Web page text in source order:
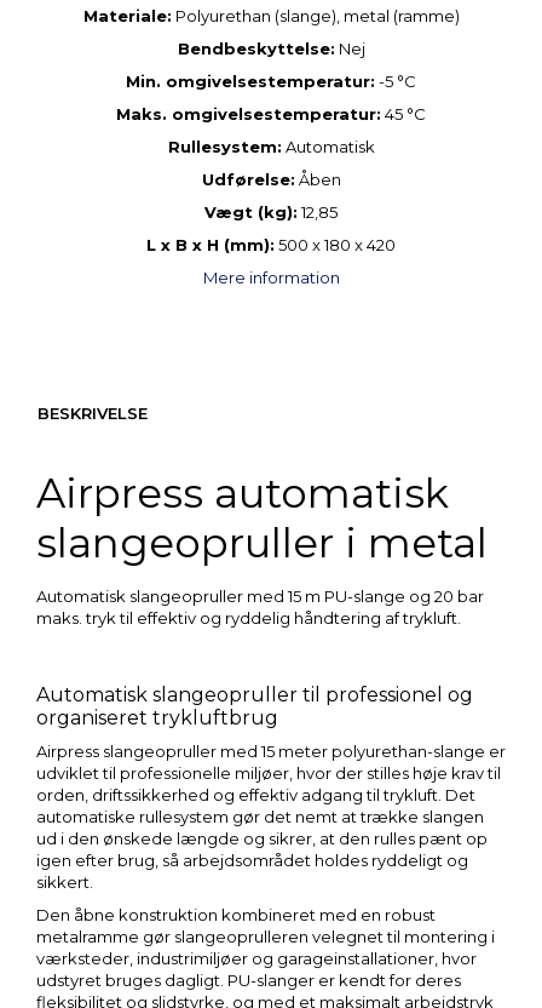
Materiale: Polyurethan (slange), metal (ramme)
Bendbeskyttelse: Nej
Min. omgivelsestemperatur: -5 °C
Maks. omgivelsestemperatur: 45 °C
Rullesystem: Automatisk
Udførelse: Åben
Vægt (kg):12,85
L x B x H (mm): 500 x 180 x 420
Mere information
BESKRIVELSE
Airpress automatisk
slangeopruller i metal
Automatisk slangeopruller med 15 m PU-slange og 20 bar
maks. tryk til effektiv og ryddelig håndtering af trykluft.
Automatisk slangeopruller til professionel og
organiseret trykluftbrug
Airpress slangeopruller med 15 meter polyurethan-slange er
udviklet til professionelle miljøer, hvor der stilles høje krav til
orden, driftssikkerhed og effektiv adgang til trykluft. Det
automatiske rullesystem gør det nemt at trække slangen
ud i den ønskede længde og sikrer, at den rulles pænt op
igen efter brug, så arbejdsområdet holdes ryddeligt og
sikkert.
Den åbne konstruktion kombineret med en robust
metalramme gør slangeoprulleren velegnet til montering i
værksteder, industrimiljøer og garageinstallationer, hvor
udstyret bruges dagligt. PU-slanger er kendt for deres
fleksibilitet og slidstyrke, og med et maksimalt arbejdstryk